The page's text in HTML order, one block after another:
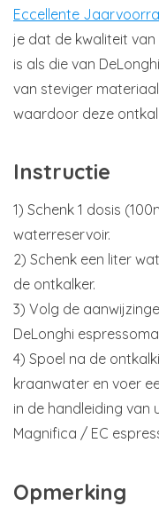
Eccellente
je dat de kwaliteit
is als die van
van steviger
waardoor deze
Instructie
1) Schenk 1 dosis
waterreservoir.
2) Schenk een liter
de ontkalker.
3) Volg de
DeLonghi
4) Spoel na de
kraanwater en voer
in de handleiding van
Magnifica / EC
Opmerking